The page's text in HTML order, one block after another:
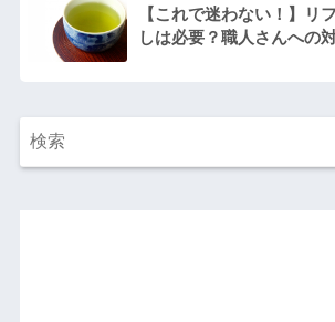
【これで迷わない！】リ
しは必要？職人さんへの